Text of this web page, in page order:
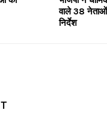
वाले 38 नेताओं
निर्देश